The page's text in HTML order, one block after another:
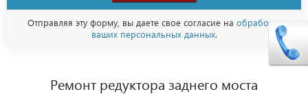
Отправляя эту форму, вы даете свое согласие на обработку
ваших персональных данных.
Ремонт редуктора заднего моста